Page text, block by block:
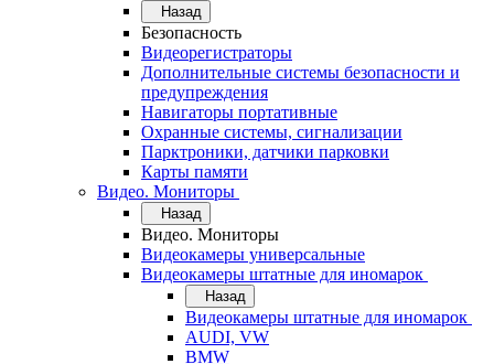
Назад
Безопасность
Видеорегистраторы
Дополнительные системы безопасности и
предупреждения
Навигаторы портативные
Охранные системы, сигнализации
Парктроники, датчики парковки
Карты памяти
Видео. Мониторы
Назад
Видео. Мониторы
Видеокамеры универсальные
Видеокамеры штатные для иномарок
Назад
Видеокамеры штатные для иномарок
AUDI, VW
BMW